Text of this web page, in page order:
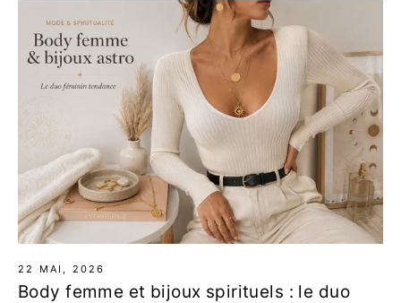
22 MAI, 2026
Body femme et bijoux spirituels : le duo